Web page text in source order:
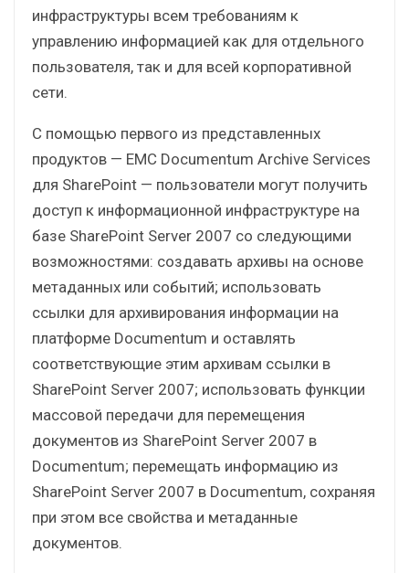
инфраструктуры всем требованиям к
управлению информацией как для отдельного
пользователя, так и для всей корпоративной
сети.
С помощью первого из представленных
продуктов — EMC Documentum Archive Services
для SharePoint — пользователи могут получить
доступ к информационной инфраструктуре на
базе SharePoint Server 2007 со следующими
возможностями: создавать архивы на основе
метаданных или событий; использовать
ссылки для архивирования информации на
платформе Documentum и оставлять
соответствующие этим архивам ссылки в
SharePoint Server 2007; использовать функции
массовой передачи для перемещения
документов из SharePoint Server 2007 в
Documentum; перемещать информацию из
SharePoint Server 2007 в Documentum, сохраняя
при этом все свойства и метаданные
документов.